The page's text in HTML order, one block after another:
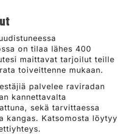
on tilaa lähes 400
maittavat tarjoilut teille
toiveittenne mukaan.
palvelee raviradan
kannettavalta
sekä tarvittaessa
kangas. Katsomosta löytyy